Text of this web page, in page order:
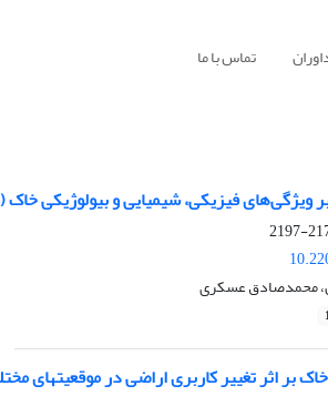
تماس با ما
ویژگی‌های فیزیکی، شیمیایی و بیولوژیکی
محمدصادق عسکری
بر اثر تغییر کاربری اراضی در